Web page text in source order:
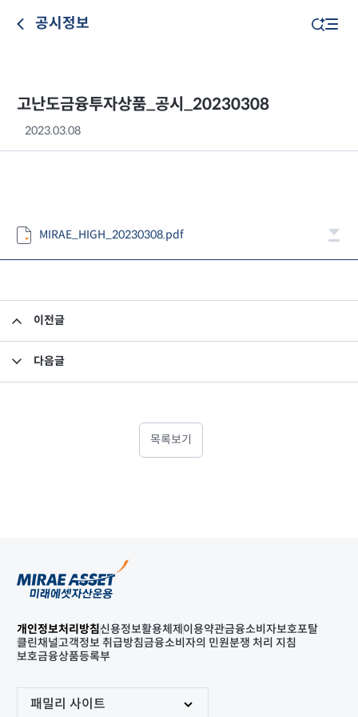
공시정보
고난도금융투자상품_공시_20230308
2023.03.08
MIRAE_HIGH_20230308.pdf
이전글
다음글
목록보기
개인정보처리방침신용정보활용체제 이용약관금융소비자보호포탈
클린채널고객정보 취급방침금융소비자의 민원분쟁 처리 지침
보호금융상품등록부
패밀리 사이트